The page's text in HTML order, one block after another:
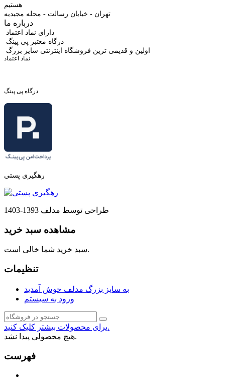
هستیم
تهران - خیابان رسالت - محله مجیدیه
درباره ما
دارای نماد اعتماد
درگاه معتبر پی پینگ
اولین و قدیمی ترین فروشگاه اینترنتی سایز بزرگ
نماد اعتماد
درگاه پی پینگ
رهگیری پستی
طراحی توسط مدلف 1393-1403
مشاهده سبد خرید
سبد خرید شما خالی است.
تنظیمات
به سایز بزرگ مدلف خوش آمدید
ورود به سیستم
برای محصولات بیشتر کلیک کنید.
هیچ محصولی پیدا نشد.
فهرست